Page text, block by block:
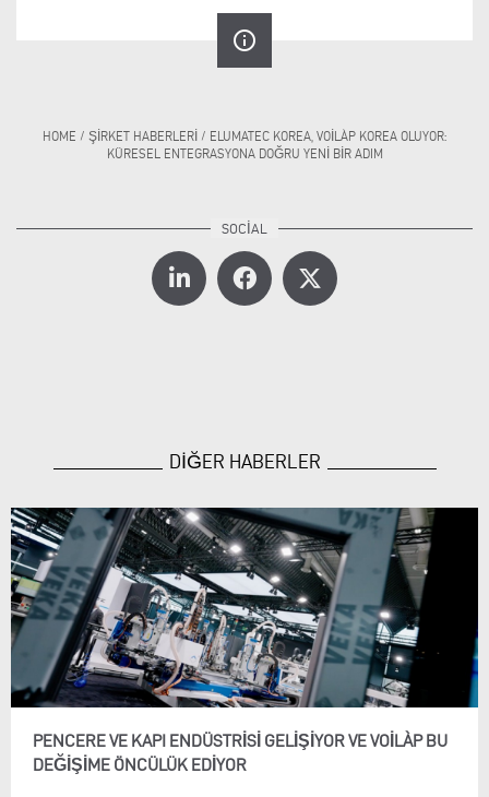
info_outline
HOME / ŞIRKET HABERLERI / ELUMATEC KOREA, VOILÀP KOREA OLUYOR:
KÜRESEL ENTEGRASYONA DOĞRU YENI BIR ADIM
DİĞER HABERLER
PENCERE VE KAPI ENDÜSTRISI GELIŞIYOR VE VOILÀP BU
DEĞIŞIME ÖNCÜLÜK EDIYOR